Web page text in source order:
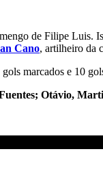
de Filipe
Cano, artilheiro da
marcados e 10
Otávio,